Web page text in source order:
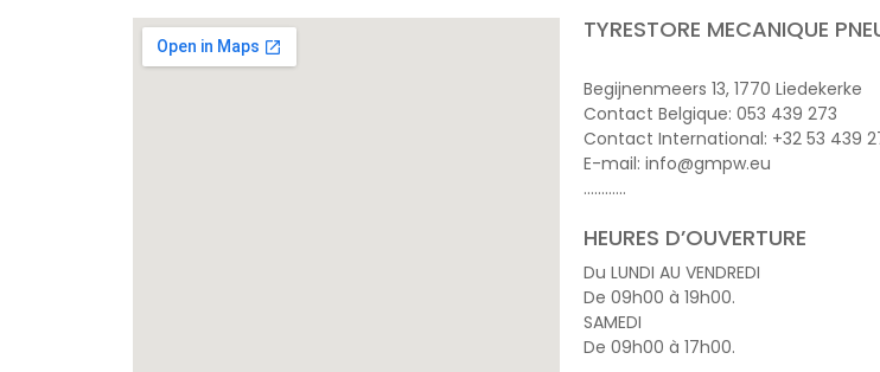
TYRESTORE MECANIQUE
Begijnenmeers 13, 1770 Liedekerke
Contact Belgique: 053 439 273
Contact International: +32 53 439
E-mail: info@gmpw.eu
…………
HEURES D’OUVERTURE
Du LUNDI AU VENDREDI
De 09h00 à 19h00.
SAMEDI
De 09h00 à 17h00.